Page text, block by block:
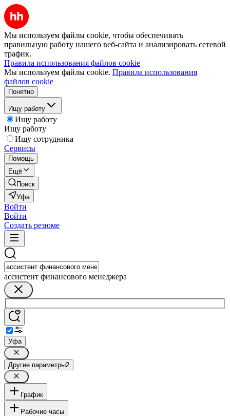
Мы используем файлы cookie, чтобы обеспечивать
правильную работу нашего веб-сайта и анализировать сетевой
трафик.
Правила использования файлов cookie
Мы используем файлы cookie. Правила использования
файлов cookie
Понятно
Ищу работу
Ищу работу
Ищу работу
Ищу сотрудника
Сервисы
Помощь
Ещё
Поиск
Уфа
Войти
Войти
Создать резюме
ассистент финансового менеджера
Уфа
Другие параметры2
График
Рабочие часы